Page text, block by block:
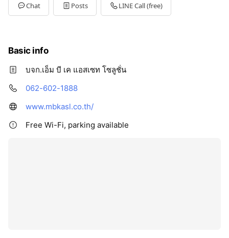
Chat Posts LINE Call (free)
Basic info
บจก.เอ็ม บี เค แอสเซท โซลูชั่น
062-602-1888
www.mbkasl.co.th/
Free Wi-Fi, parking available